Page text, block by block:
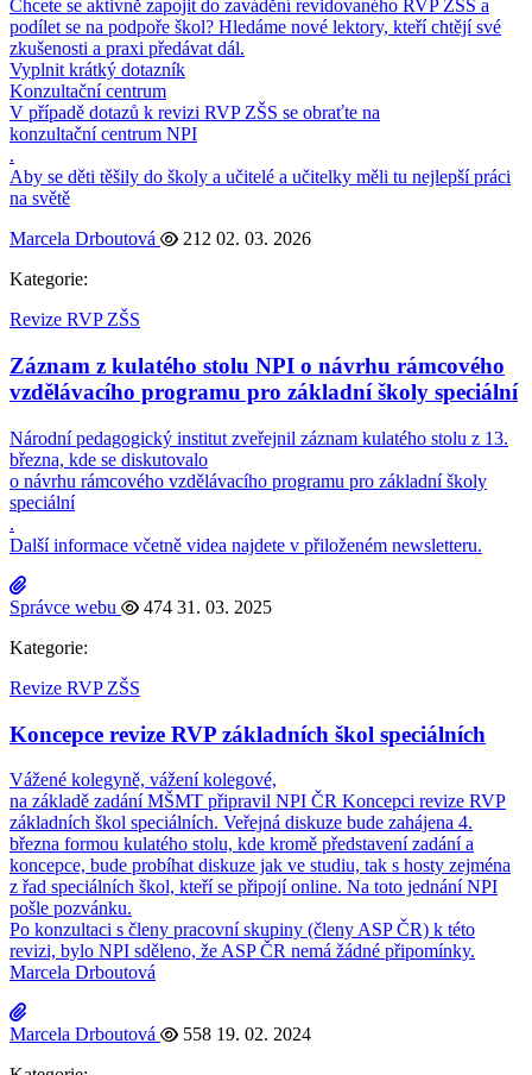
Chcete se aktivně zapojit do zavádění revidovaného RVP ZŠS a
podílet se na podpoře škol? Hledáme nové lektory, kteří chtějí své
zkušenosti a praxi předávat dál.
Vyplnit krátký dotazník
Konzultační centrum
V případě dotazů k revizi RVP ZŠS se obraťte na
konzultační centrum NPI
.
Aby se děti těšily do školy a učitelé a učitelky měli tu nejlepší práci
na světě
Marcela Drboutová
212 02. 03. 2026
Kategorie:
Revize RVP ZŠS
Záznam z kulatého stolu NPI o návrhu rámcového
vzdělávacího programu pro základní školy speciální
Národní pedagogický institut zveřejnil záznam kulatého stolu z 13.
března, kde se diskutovalo
o návrhu rámcového vzdělávacího programu pro základní školy
speciální
.
Další informace včetně videa najdete v přiloženém newsletteru.
Správce webu 474 31. 03. 2025
Kategorie:
Revize RVP ZŠS
Koncepce revize RVP základních škol speciálních
Vážené kolegyně, vážení kolegové,
na základě zadání MŠMT připravil NPI ČR Koncepci revize RVP
základních škol speciálních. Veřejná diskuze bude zahájena 4.
března formou kulatého stolu, kde kromě představení zadání a
koncepce, bude probíhat diskuze jak ve studiu, tak s hosty zejména
z řad speciálních škol, kteří se připojí online. Na toto jednání NPI
pošle pozvánku.
Po konzultaci s členy pracovní skupiny (členy ASP ČR) k této
revizi, bylo NPI sděleno, že ASP ČR nemá žádné připomínky.
Marcela Drboutová
Marcela Drboutová 558 19. 02. 2024